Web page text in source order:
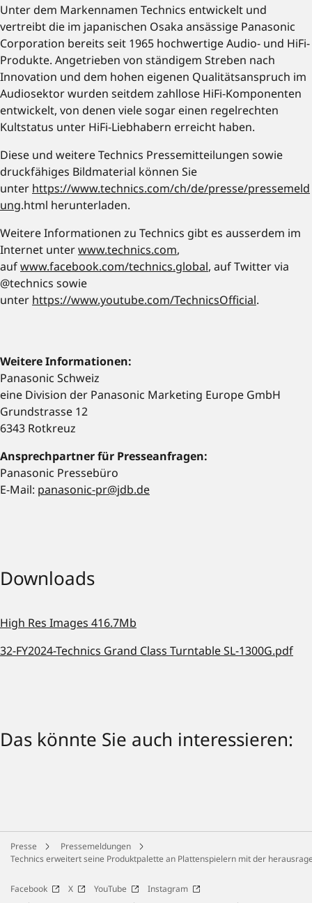
Unter dem Markennamen Technics entwickelt und
vertreibt die im japanischen Osaka ansässige Panasonic
Corporation bereits seit 1965 hochwertige Audio- und HiFi-
Produkte. Angetrieben von ständigem Streben nach
Innovation und dem hohen eigenen Qualitätsanspruch im
Audiosektor wurden seitdem zahllose HiFi-Komponenten
entwickelt, von denen viele sogar einen regelrechten
Kultstatus unter HiFi-Liebhabern erreicht haben.
Diese und weitere Technics Pressemitteilungen sowie
druckfähiges Bildmaterial können Sie
unter https://www.technics.com/ch/de/presse/pressemeld
ung.html herunterladen.
Weitere Informationen zu Technics gibt es ausserdem im
Internet unterwww.technics.com,
aufwww.facebook.com/technics.global, auf Twitter via
@technics sowie
unter https://www.youtube.com/TechnicsOfficial.
Weitere Informationen:
Panasonic Schweiz
eine Division der Panasonic Marketing Europe GmbH
Grundstrasse 12
6343 Rotkreuz
Ansprechpartner für Presseanfragen:
Panasonic Pressebüro
E-Mail: panasonic-pr@jdb.de
Downloads
High Res Images 416.7Mb
32-FY2024-Technics Grand Class Turntable SL-1300G.pdf
Das könnte Sie auch interessieren:
Presse
Pressemeldungen
Technics erweitert seine Produktpalette an Plattenspielern mit der
Facebook X YouTube
Instagram